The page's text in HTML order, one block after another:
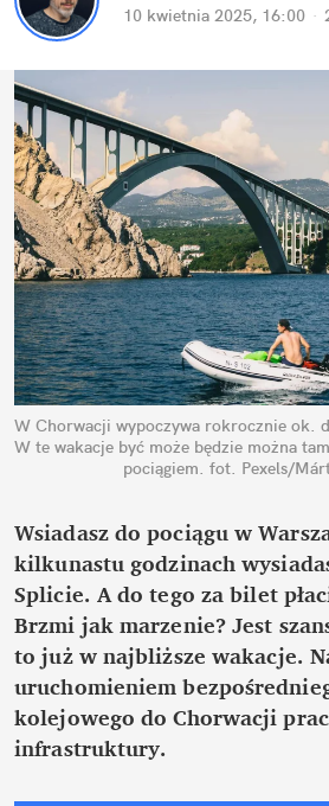
10 kwietnia 2025, 16:00 ·
W Chorwacji wypoczywa rokrocznie ok.
W te wakacje być może będzie można
pociągiem. fot. Pexels/
Wsiadasz do pociągu w
kilkunastu godzinach
Splicie. A do tego za bilet
Brzmi jak marzenie? Jest
to już w najbliższe wakacje.
uruchomieniem
kolejowego do Chorwacji
infrastruktury.